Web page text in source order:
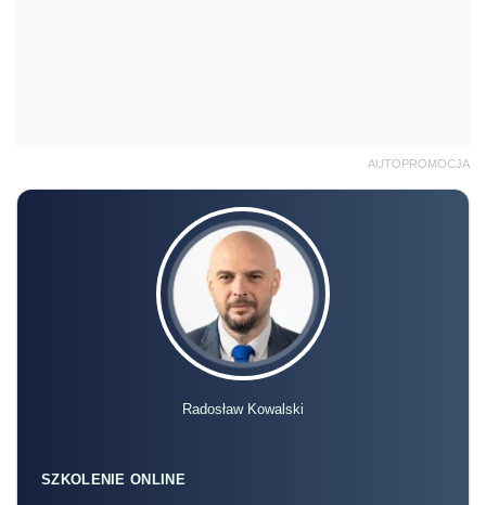
AUTOPROMOCJA
Radosław Kowalski
SZKOLENIE ONLINE